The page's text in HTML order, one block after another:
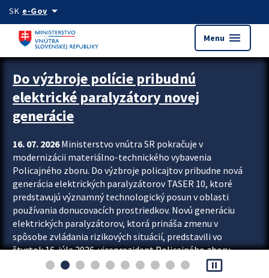
Preskocit na hlavný obsah
SK e-Govarrow_drop_down
Menu menu
Zastavit automatický posun upútavok
Do výzbroje polície pribudnú
elektrické paralyzátory novej
generácie
16. 07. 2026Ministerstvo vnútra SR pokračuje v
modernizácii materiálno-technického vybavenia
Policajného zboru. Do výzbroje policajtov pribudne nová
generácia elektrických paralyzátorov TASER 10, ktoré
predstavujú významný technologický posun v oblasti
používania donucovacích prostriedkov. Novú generáciu
elektrických paralyzátorov, ktorá prináša zmenu v
spôsobe zvládania rizikových situácií, predstavili vo
štvrtok 16. júla 2026 viceprezident Policajného zboru
Rastislav Polakovič a riaditeľ odboru výcviku...
pause_presentation